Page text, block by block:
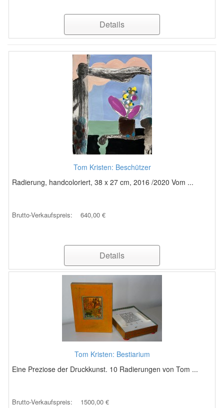
Details
Tom Kristen: Beschützer
Radierung, handcoloriert, 38 x 27 cm, 2016 /2020 Vom ...
Brutto-Verkaufspreis: 640,00 €
Details
Tom Kristen: Bestiarium
Eine Preziose der Druckkunst. 10 Radierungen von Tom ...
Brutto-Verkaufspreis: 1500,00 €